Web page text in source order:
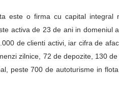
este o firma cu capital integral
activa de 23 de ani in domeniul
de clienti activi, iar cifra de
zilnice, 72 de depozite, 130
peste 700 de autoturisme in